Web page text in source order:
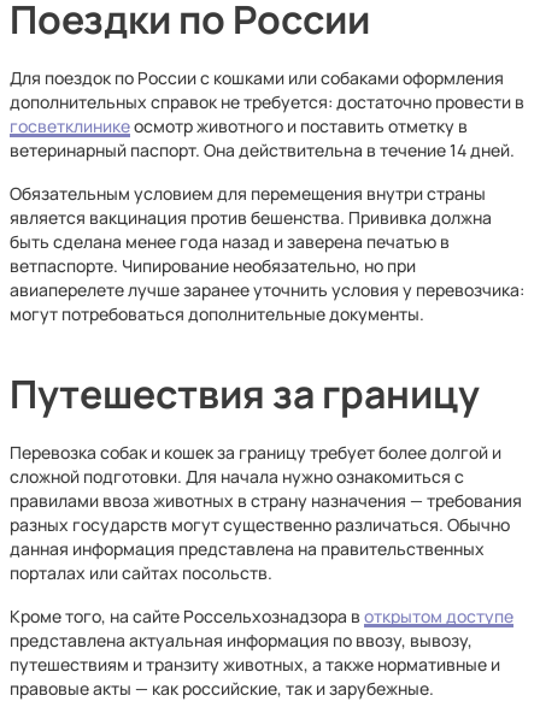
Поездки по России
Для поездок по России с кошками или собаками оформления
дополнительных справок не требуется: достаточно провести в
госветклиникеосмотр животного и поставить отметку в
ветеринарный паспорт. Она действительна в течение 14 дней.
Обязательным условием для перемещения внутри страны
является вакцинация против бешенства. Прививка должна
быть сделана менее года назад и заверена печатью в
ветпаспорте. Чипирование необязательно, но при
авиаперелете лучше заранее уточнить условия у перевозчика:
могут потребоваться дополнительные документы.
Путешествия за границу
Перевозка собак и кошек за границу требует более долгой и
сложной подготовки. Для начала нужно ознакомиться с
правилами ввоза животных в страну назначения — требования
разных государств могут существенно различаться. Обычно
данная информация представлена на правительственных
порталах или сайтах посольств.
Кроме того, на сайте Россельхознадзора в открытом доступе
представлена актуальная информация по ввозу, вывозу,
путешествиям и транзиту животных, а также нормативные и
правовые акты — как российские, так и зарубежные.